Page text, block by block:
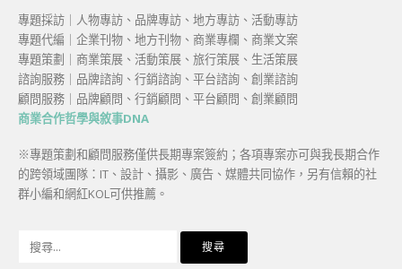
專題採訪｜人物專訪、品牌專訪、地方專訪、活動專訪
專題代編｜企業刊物、地方刊物、商業專欄、商業文案
專題策劃｜商業策展、活動策展、旅行策展、生活策展
諮詢服務｜品牌諮詢、行銷諮詢、平台諮詢、創業諮詢
顧問服務｜品牌顧問、行銷顧問、平台顧問、創業顧問
商業合作哲學與敘事DNA
※專題策劃和顧問服務僅供長期專案簽約；各項專案亦可與我長期合作
的跨領域團隊：IT、設計、攝影、廣告、媒體共同協作，另有信賴的社
群小編和網紅KOL可供推薦。